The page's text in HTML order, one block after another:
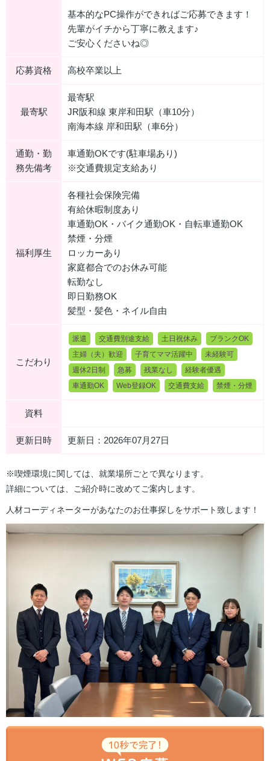
基本的なPC操作ができればご応募できます！
先輩がイチから丁寧に教えます♪
ご安心くださいね◎
応募資格 高校卒業以上
最寄駅
最寄駅
JR阪和線 東岸和田駅（車10分）
南海本線 岸和田駅（車6分）
通勤・勤
務先備考
車通勤OKです(駐車場あり)
※交通費規定支給あり
福利厚生
各種社会保険完備
有給休暇制度あり
車通勤OK・バイク通勤OK・自転車通勤OK
禁煙・分煙
ロッカーあり
家庭都合でのお休み可能
転勤なし
即日勤務OK
髪型・髪色・ネイル自由
こだわり
派遣 交通費別途支給 土日祝休み
ブランクOK
主婦（夫）歓迎
子育てママ活躍中
未経験可
週休2日制
急募 残業なし
経験者優遇
車通勤OK
Web登録OK 交通費支給 禁煙・分煙
資料
更新日時 更新日：2026年07月27日
※喫煙環境に関しては、就業場所ごとで異なります。
詳細については、ご紹介時に改めてご案内します。
人材コーディネーターがあなたのお仕事探しをサポート致します！